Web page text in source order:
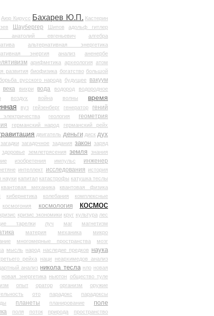
Аюр Кирусс Бахарев Ю.П. Кастерин
Шаубергер Шипов
адольф гитлер
анатолий евгеньевич
алгебра
альтернативная энергетика
энергия
анализ аненербе
арифметика археология атом
развития биофизика богатство большой
борьба русского народа будущее вакуум
века вихри вода водород
водородное
воздух война волны
время
вуз гейзенберг генератор гений
геология
геометрия
германский народ
германский рейх
двигатель деньги диск дух
загадки загадочное задания закон заряд
здоровье землетрясения земля
знания
изобретения импульс инженер
интеллект исследования история
науки капитал катастрофы катушка теслы
квантовая механика квантовая физика
кибернетика колебания
комплексные
космогония космология космос
кризис кризис экономики круг культура лес
тарелки
луч маг магнетизм
материя механика
микро
многомерные пространства
мозг
мысль народ наследие предков наука
рейха наци
неархимедов анализ
анализ никола тесла нло новая
новая энергетика ньютон общество туле
опыт оратор организм
оружие
ото парадокс
парадоксы
планеты планирование
поле
поля поток природа
пространство